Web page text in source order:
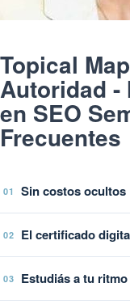
Topical
Autoridad -
en SEO
Frecuentes
01 Sin costos ocultos
02 El certificado
03 Estudiás a tu ritmo